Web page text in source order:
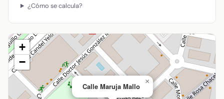
¿Cómo se calcula?
Calle Maruja Mallo
×
+
−